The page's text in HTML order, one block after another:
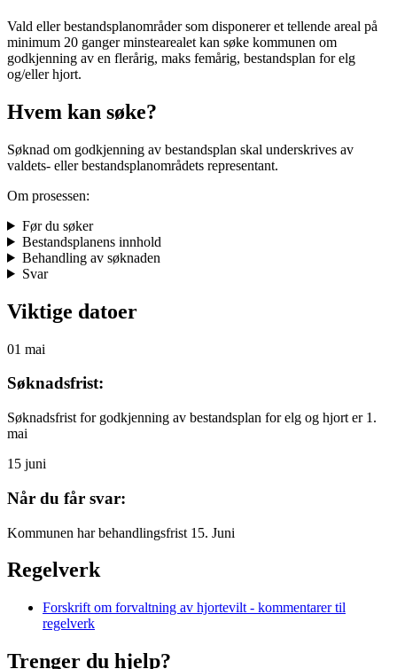
Vald eller bestandsplanområder som disponerer et tellende areal på
minimum 20 ganger minstearealet kan søke kommunen om
godkjenning av en flerårig, maks femårig, bestandsplan for elg
og/eller hjort.
Hvem kan søke?
Søknad om godkjenning av bestandsplan skal underskrives av
valdets- eller bestandsplanområdets representant.
Om prosessen:
Før du søker
Bestandsplanens innhold
Behandling av søknaden
Svar
Viktige datoer
01 mai
Søknadsfrist:
Søknadsfrist for godkjenning av bestandsplan for elg og hjort er 1.
mai
15 juni
Når du får svar:
Kommunen har behandlingsfrist 15. Juni
Regelverk
Forskrift om forvaltning av hjortevilt - kommentarer til
regelverk
Trenger du hjelp?